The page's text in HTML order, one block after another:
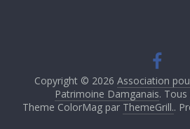
Copyright © 2026Association
Patrimoine Damganais.
Theme ColorMag par ThemeGrill..